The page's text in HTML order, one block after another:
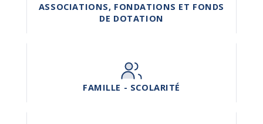
ASSOCIATIONS, FONDATIONS ET FONDS
DE DOTATION
FAMILLE - SCOLARITÉ